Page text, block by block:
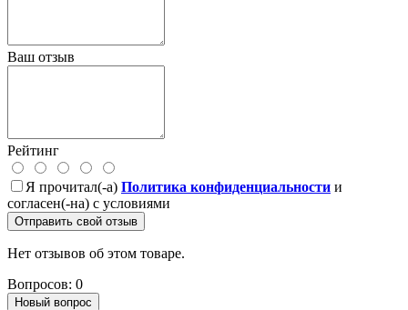
Ваш отзыв
Рейтинг
Я прочитал(-а) Политика конфиденциальности и
согласен(-на) с условиями
Отправить свой отзыв
Нет отзывов об этом товаре.
Вопросов: 0
Новый вопрос